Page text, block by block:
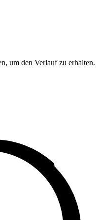
um den Verlauf zu erhalten.